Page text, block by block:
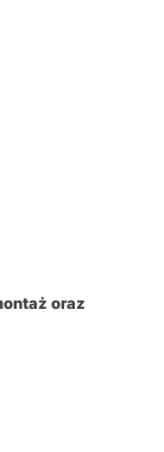
oraz